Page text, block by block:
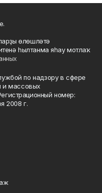
өлөшләтә
һылтанма яһау мотлаҡ.
по надзору в сфере
и массовых
номер:
2008 г.